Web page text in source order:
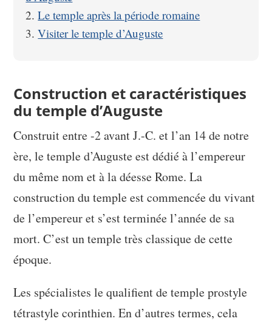
Le temple après la période romaine
Visiter le temple d’Auguste
Construction et caractéristiques
du temple d’Auguste
Construit entre -2 avant J.-C. et l’an 14 de notre
ère, le temple d’Auguste est dédié à l’empereur
du même nom et à la déesse Rome. La
construction du temple est commencée du vivant
de l’empereur et s’est terminée l’année de sa
mort. C’est un temple très classique de cette
époque.
Les spécialistes le qualifient de temple prostyle
tétrastyle corinthien. En d’autres termes, cela